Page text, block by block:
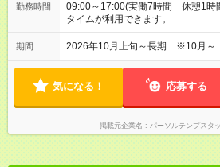
勤務時間
09:00～17:00(実働7時間 休憩1時
タイムが利用できます。
期間 2026年10月上旬～長期 ※10月～
気になる！ 応募する
掲載元企業名 パーソルテンプスタ